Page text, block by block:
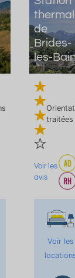
de
Brides-
les-
traitées
Voir les
avis
Voir les